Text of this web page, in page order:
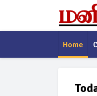
Home